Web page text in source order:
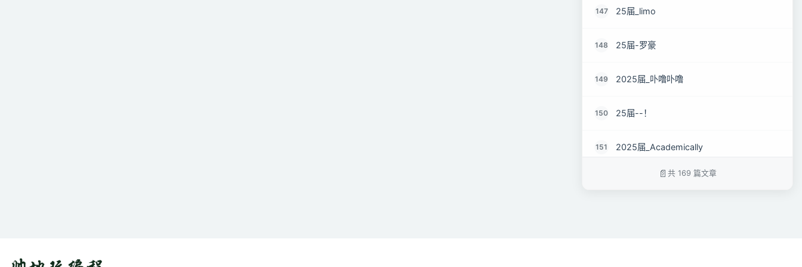
147 25届_limo
148 25届-罗豪
149 2025届_卟噜卟噜
150 25届--！
151 2025届_Academically
共 169 篇文章